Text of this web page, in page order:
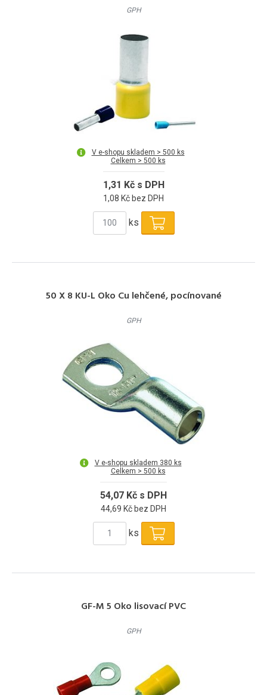
GPH
V e-shopu skladem > 500 ks
Celkem > 500 ks
1,31 Kč s DPH
1,08 Kč bez DPH
ks
50 X 8 KU-L Oko Cu lehčené, pocínované
GPH
V e-shopu skladem 380 ks
Celkem > 500 ks
54,07 Kč s DPH
44,69 Kč bez DPH
ks
GF-M 5 Oko lisovací PVC
GPH